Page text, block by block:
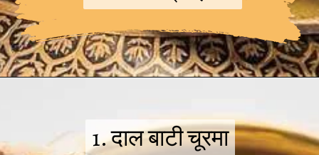
1. दाल बाटी चूरमा
1. दाल बाटी चूरमा